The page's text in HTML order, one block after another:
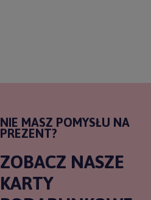
NIE MASZ POMYSŁU NA
PREZENT?
ZOBACZ NASZE
KARTY